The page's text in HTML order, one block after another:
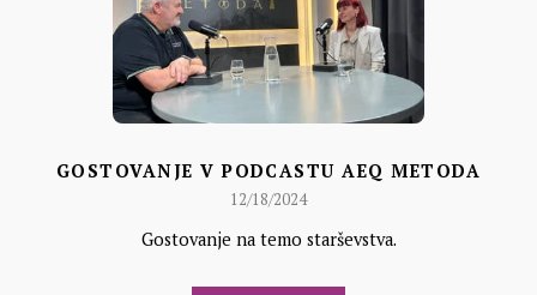
GOSTOVANJE V PODCASTU AEQ METODA
12/18/2024
Gostovanje na temo starševstva.